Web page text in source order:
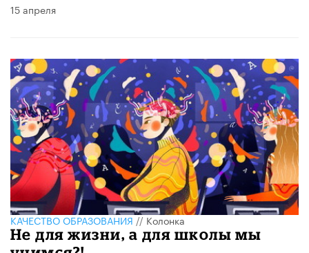
15 апреля
КАЧЕСТВО ОБРАЗОВАНИЯ//Колонка
Не для жизни, а для школы мы